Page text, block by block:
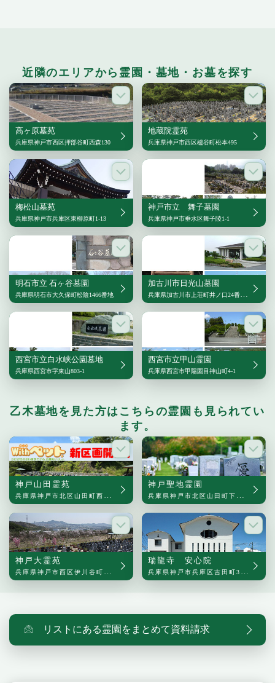
近隣のエリアから霊園・墓地・お墓を探す
高ヶ原墓苑
兵庫県神戸市西区押部谷町西森130
地蔵院霊苑
兵庫県神戸市西区櫨谷町松本495
梅松山墓苑
兵庫県神戸市兵庫区東柳原町1-13
神戸市立 舞子墓園
兵庫県神戸市垂水区舞子陵1-1
明石市立 石ヶ谷墓園
兵庫県明石市大久保町松陰1466番地
加古川市日光山墓園
兵庫県加古川市上荘町井ノ口24番地の16
西宮市立白水峡公園墓地
兵庫県西宮市字東山803-1
西宮市立甲山霊園
兵庫県西宮市甲陽園目神山町4-1
乙木墓地を見た方はこちらの霊園も見られてい
ます。
神戸山田霊苑
兵庫県神戸市北区山田町西下字狼谷3-1
神戸聖地霊園
兵庫県神戸市北区山田町下谷上字中一里山6
神戸大霊苑
兵庫県神戸市西区伊川谷町布施畑475
瑞龍寺 安心院
兵庫県神戸市兵庫区吉田町3丁目5-7
リストにある霊園をまとめて資料請求